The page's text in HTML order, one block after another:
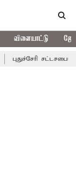
விளையாட்டு
சட்டசபையில்